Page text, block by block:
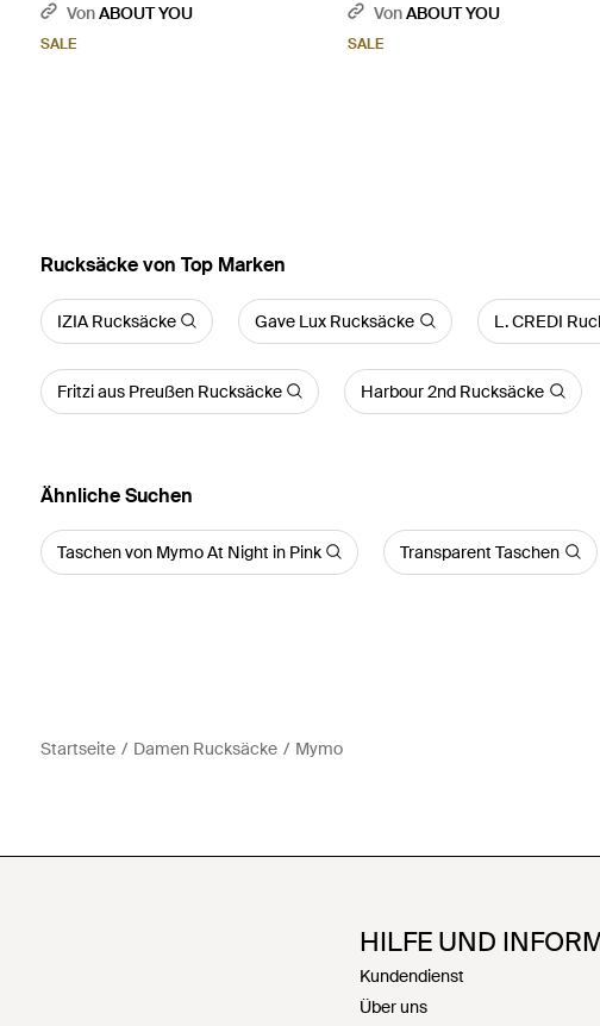
VonABOUT YOU
SALE
VonABOUT YOU
SALE
Rucksäcke von Top Marken
IZIA Rucksäcke Gave Lux Rucksäcke L. CREDI
Fritzi aus Preußen Rucksäcke Harbour 2nd Rucksäcke
Ähnliche Suchen
Taschen von Mymo At Night in Pink Transparent Taschen
Startseite Damen Rucksäcke Mymo
HILFE UND
Kundendienst
Über uns